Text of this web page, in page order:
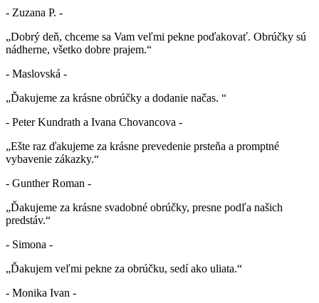
- Zuzana P. -
„Dobrý deň, chceme sa Vam veľmi pekne poďakovať. Obrúčky sú
nádherne, všetko dobre prajem.“
- Maslovská -
„Ďakujeme za krásne obrúčky a dodanie načas. “
- Peter Kundrath a Ivana Chovancova -
„Ešte raz ďakujeme za krásne prevedenie prsteňa a promptné
vybavenie zákazky.“
- Gunther Roman -
„Ďakujeme za krásne svadobné obrúčky, presne podľa našich
predstáv.“
- Simona -
„Ďakujem veľmi pekne za obrúčku, sedí ako uliata.“
- Monika Ivan -